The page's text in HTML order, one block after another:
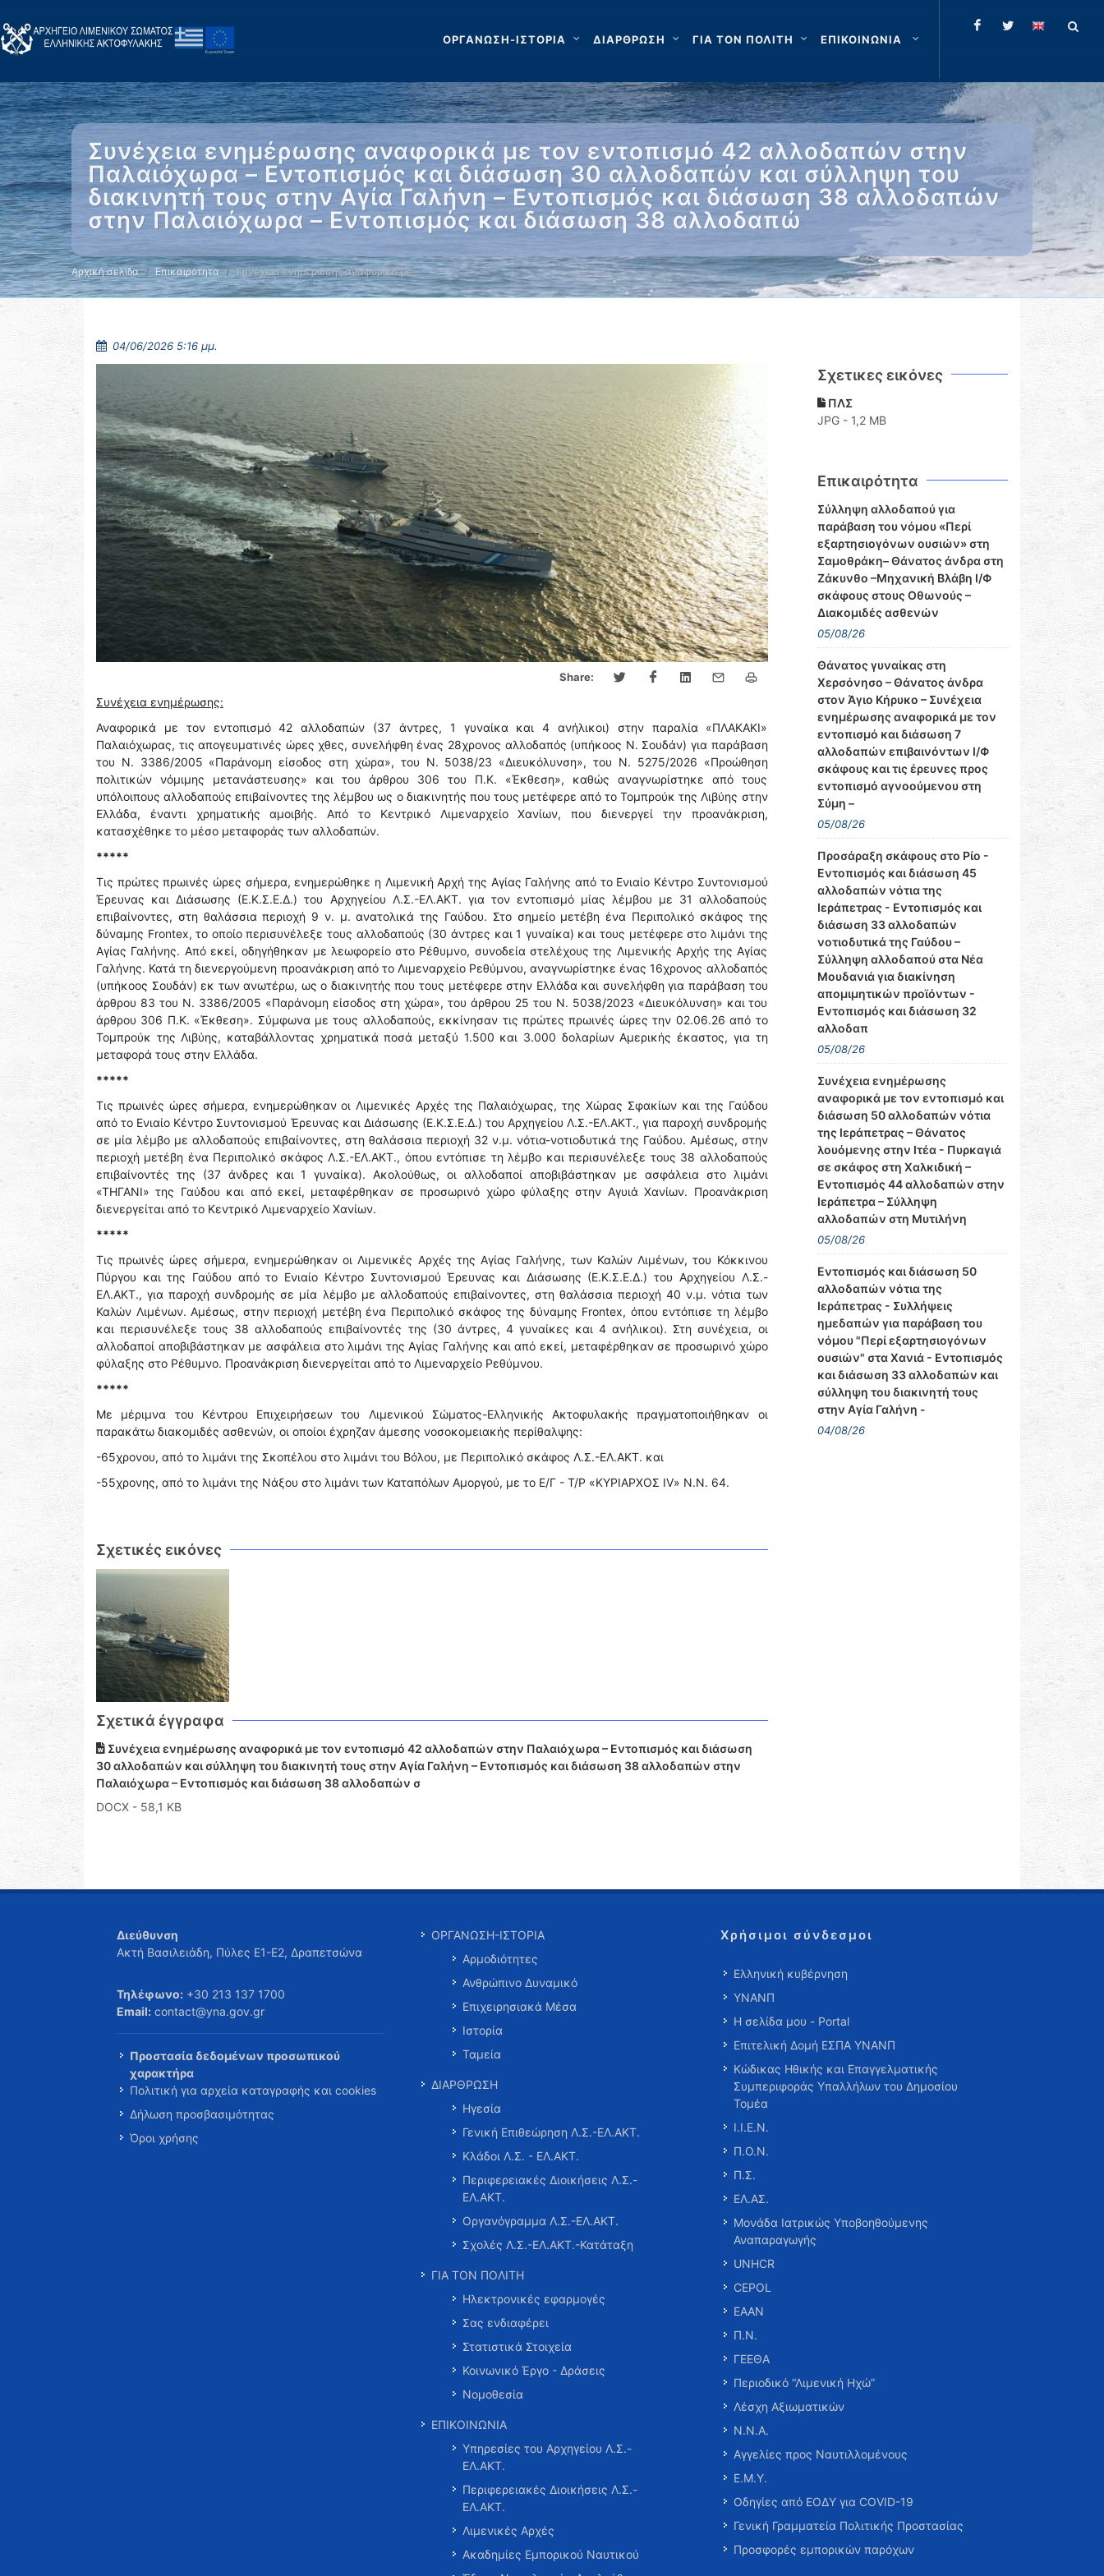
ΟΡΓΑΝΩΣΗ-ΙΣΤΟΡΙΑ ΔΙΑΡΘΡΩΣΗ ΓΙΑ ΤΟΝ ΠΟΛΙΤΗ ΕΠΙΚΟΙΝΩΝΙΑ
Συνέχεια ενημέρωσης αναφορικά με τον εντοπισμό 42 αλλοδαπών στην
Παλαιόχωρα – Εντοπισμός και διάσωση 30 αλλοδαπών και σύλληψη του
διακινητή τους στην Αγία Γαλήνη – Εντοπισμός και διάσωση 38 αλλοδαπών
στην Παλαιόχωρα – Εντοπισμός και διάσωση 38 αλλοδαπώ
Αρχική σελίδα Επικαιρότητα Συνέχεια ενημέρωσης αναφορικά με …
04/06/2026 5:16 μμ.
Share:
Συνέχεια ενημέρωσης:
Αναφορικά με τον εντοπισμό 42 αλλοδαπών (37 άντρες, 1 γυναίκα και 4 ανήλικοι) στην παραλία «ΠΛΑΚΑΚΙ»
Παλαιόχωρας, τις απογευματινές ώρες χθες, συνελήφθη ένας 28χρονος αλλοδαπός (υπήκοος Ν. Σουδάν) για παράβαση
του Ν. 3386/2005 «Παράνομη είσοδος στη χώρα», του Ν. 5038/23 «Διευκόλυνση», του Ν. 5275/2026 «Προώθηση
πολιτικών νόμιμης μετανάστευσης» και του άρθρου 306 του Π.Κ. «Έκθεση», καθώς αναγνωρίστηκε από τους
υπόλοιπους αλλοδαπούς επιβαίνοντες της λέμβου ως ο διακινητής που τους μετέφερε από το Τομπρούκ της Λιβύης στην
Ελλάδα, έναντι χρηματικής αμοιβής. Από το Κεντρικό Λιμεναρχείο Χανίων, που διενεργεί την προανάκριση,
κατασχέθηκε το μέσο μεταφοράς των αλλοδαπών.
*****
Τις πρώτες πρωινές ώρες σήμερα, ενημερώθηκε η Λιμενική Αρχή της Αγίας Γαλήνης από το Ενιαίο Κέντρο Συντονισμού
Έρευνας και Διάσωσης (Ε.Κ.Σ.Ε.Δ.) του Αρχηγείου Λ.Σ.-ΕΛ.ΑΚΤ. για τον εντοπισμό μίας λέμβου με 31 αλλοδαπούς
επιβαίνοντες, στη θαλάσσια περιοχή 9 ν. μ. ανατολικά της Γαύδου. Στο σημείο μετέβη ένα Περιπολικό σκάφος της
δύναμης Frontex, το οποίο περισυνέλεξε τους αλλοδαπούς (30 άντρες και 1 γυναίκα) και τους μετέφερε στο λιμάνι της
Αγίας Γαλήνης. Από εκεί, οδηγήθηκαν με λεωφορείο στο Ρέθυμνο, συνοδεία στελέχους της Λιμενικής Αρχής της Αγίας
Γαλήνης. Κατά τη διενεργούμενη προανάκριση από το Λιμεναρχείο Ρεθύμνου, αναγνωρίστηκε ένας 16χρονος αλλοδαπός
(υπήκοος Σουδάν) εκ των ανωτέρω, ως ο διακινητής που τους μετέφερε στην Ελλάδα και συνελήφθη για παράβαση του
άρθρου 83 του Ν. 3386/2005 «Παράνομη είσοδος στη χώρα», του άρθρου 25 του Ν. 5038/2023 «Διευκόλυνση» και του
άρθρου 306 Π.Κ. «Έκθεση». Σύμφωνα με τους αλλοδαπούς, εκκίνησαν τις πρώτες πρωινές ώρες την 02.06.26 από το
Τομπρούκ της Λιβύης, καταβάλλοντας χρηματικά ποσά μεταξύ 1.500 και 3.000 δολαρίων Αμερικής έκαστος, για τη
μεταφορά τους στην Ελλάδα.
*****
Τις πρωινές ώρες σήμερα, ενημερώθηκαν οι Λιμενικές Αρχές της Παλαιόχωρας, της Χώρας Σφακίων και της Γαύδου
από το Ενιαίο Κέντρο Συντονισμού Έρευνας και Διάσωσης (Ε.Κ.Σ.Ε.Δ.) του Αρχηγείου Λ.Σ.-ΕΛ.ΑΚΤ., για παροχή συνδρομής
σε μία λέμβο με αλλοδαπούς επιβαίνοντες, στη θαλάσσια περιοχή 32 ν.μ. νότια-νοτιοδυτικά της Γαύδου. Αμέσως, στην
περιοχή μετέβη ένα Περιπολικό σκάφος Λ.Σ.-ΕΛ.ΑΚΤ., όπου εντόπισε τη λέμβο και περισυνέλεξε τους 38 αλλοδαπούς
επιβαίνοντές της (37 άνδρες και 1 γυναίκα). Ακολούθως, οι αλλοδαποί αποβιβάστηκαν με ασφάλεια στο λιμάνι
«ΤΗΓΑΝΙ» της Γαύδου και από εκεί, μεταφέρθηκαν σε προσωρινό χώρο φύλαξης στην Αγυιά Χανίων. Προανάκριση
διενεργείται από το Κεντρικό Λιμεναρχείο Χανίων.
*****
Τις πρωινές ώρες σήμερα, ενημερώθηκαν οι Λιμενικές Αρχές της Αγίας Γαλήνης, των Καλών Λιμένων, του Κόκκινου
Πύργου και της Γαύδου από το Ενιαίο Κέντρο Συντονισμού Έρευνας και Διάσωσης (Ε.Κ.Σ.Ε.Δ.) του Αρχηγείου Λ.Σ.-
ΕΛ.ΑΚΤ., για παροχή συνδρομής σε μία λέμβο με αλλοδαπούς επιβαίνοντες, στη θαλάσσια περιοχή 40 ν.μ. νότια των
Καλών Λιμένων. Αμέσως, στην περιοχή μετέβη ένα Περιπολικό σκάφος της δύναμης Frontex, όπου εντόπισε τη λέμβο
και περισυνέλεξε τους 38 αλλοδαπούς επιβαίνοντές της (30 άντρες, 4 γυναίκες και 4 ανήλικοι). Στη συνέχεια, οι
αλλοδαποί αποβιβάστηκαν με ασφάλεια στο λιμάνι της Αγίας Γαλήνης και από εκεί, μεταφέρθηκαν σε προσωρινό χώρο
φύλαξης στο Ρέθυμνο. Προανάκριση διενεργείται από το Λιμεναρχείο Ρεθύμνου.
*****
Με μέριμνα του Κέντρου Επιχειρήσεων του Λιμενικού Σώματος-Ελληνικής Ακτοφυλακής πραγματοποιήθηκαν οι
παρακάτω διακομιδές ασθενών, οι οποίοι έχρηζαν άμεσης νοσοκομειακής περίθαλψης:
-65χρονου, από το λιμάνι της Σκοπέλου στο λιμάνι του Βόλου, με Περιπολικό σκάφος Λ.Σ.-ΕΛ.ΑΚΤ. και
-55χρονης, από το λιμάνι της Νάξου στο λιμάνι των Καταπόλων Αμοργού, με το Ε/Γ - Τ/Ρ «ΚΥΡΙΑΡΧΟΣ IV» Ν.Ν. 64.
Σχετικές εικόνες
Σχετικά έγγραφα
Συνέχεια ενημέρωσης αναφορικά με τον εντοπισμό 42 αλλοδαπών στην Παλαιόχωρα – Εντοπισμός και διάσωση
30 αλλοδαπών και σύλληψη του διακινητή τους στην Αγία Γαλήνη – Εντοπισμός και διάσωση 38 αλλοδαπών στην
Παλαιόχωρα – Εντοπισμός και διάσωση 38 αλλοδαπών σ
DOCX - 58,1 KB
Σχετικες εικόνες
ΠΛΣ
JPG - 1,2 MB
Επικαιρότητα
Σύλληψη αλλοδαπού για
παράβαση του νόμου «Περί
εξαρτησιογόνων ουσιών» στη
Σαμοθράκη– Θάνατος άνδρα στη
Ζάκυνθο –Μηχανική Βλάβη Ι/Φ
σκάφους στους Οθωνούς –
Διακομιδές ασθενών
05/08/26
Θάνατος γυναίκας στη
Χερσόνησο – Θάνατος άνδρα
στον Άγιο Κήρυκο – Συνέχεια
ενημέρωσης αναφορικά με τον
εντοπισμό και διάσωση 7
αλλοδαπών επιβαινόντων Ι/Φ
σκάφους και τις έρευνες προς
εντοπισμό αγνοούμενου στη
Σύμη –
05/08/26
Προσάραξη σκάφους στο Ρίο -
Εντοπισμός και διάσωση 45
αλλοδαπών νότια της
Ιεράπετρας - Εντοπισμός και
διάσωση 33 αλλοδαπών
νοτιοδυτικά της Γαύδου –
Σύλληψη αλλοδαπού στα Νέα
Μουδανιά για διακίνηση
απομιμητικών προϊόντων -
Εντοπισμός και διάσωση 32
αλλοδαπ
05/08/26
Συνέχεια ενημέρωσης
αναφορικά με τον εντοπισμό και
διάσωση 50 αλλοδαπών νότια
της Ιεράπετρας – Θάνατος
λουόμενης στην Ιτέα - Πυρκαγιά
σε σκάφος στη Χαλκιδική –
Εντοπισμός 44 αλλοδαπών στην
Ιεράπετρα – Σύλληψη
αλλοδαπών στη Μυτιλήνη
05/08/26
Εντοπισμός και διάσωση 50
αλλοδαπών νότια της
Ιεράπετρας - Συλλήψεις
ημεδαπών για παράβαση του
νόμου "Περί εξαρτησιογόνων
ουσιών" στα Χανιά - Εντοπισμός
και διάσωση 33 αλλοδαπών και
σύλληψη του διακινητή τους
στην Αγία Γαλήνη -
04/08/26
Διεύθυνση
Ακτή Βασιλειάδη, Πύλες Ε1-Ε2, Δραπετσώνα
Τηλέφωνο: +30 213 137 1700
Email: contact@yna.gov.gr
Προστασία δεδομένων προσωπικού
χαρακτήρα
Πολιτική για αρχεία καταγραφής και cookies
Δήλωση προσβασιμότητας
Όροι χρήσης
ΟΡΓΑΝΩΣΗ-ΙΣΤΟΡΙΑ
Αρμοδιότητες
Ανθρώπινο Δυναμικό
Επιχειρησιακά Μέσα
Ιστορία
Ταμεία
ΔΙΑΡΘΡΩΣΗ
Ηγεσία
Γενική Επιθεώρηση Λ.Σ.-ΕΛ.ΑΚΤ.
Κλάδοι Λ.Σ. - ΕΛ.ΑΚΤ.
Περιφερειακές Διοικήσεις Λ.Σ.-
ΕΛ.ΑΚΤ.
Οργανόγραμμα Λ.Σ.-ΕΛ.ΑΚΤ.
Σχολές Λ.Σ.-ΕΛ.ΑΚΤ.-Κατάταξη
ΓΙΑ ΤΟΝ ΠΟΛΙΤΗ
Ηλεκτρονικές εφαρμογές
Σας ενδιαφέρει
Στατιστικά Στοιχεία
Κοινωνικό Έργο - Δράσεις
Νομοθεσία
ΕΠΙΚΟΙΝΩΝΙΑ
Υπηρεσίες του Αρχηγείου Λ.Σ.-
ΕΛ.ΑΚΤ.
Περιφερειακές Διοικήσεις Λ.Σ.-
ΕΛ.ΑΚΤ.
Λιμενικές Αρχές
Ακαδημίες Εμπορικού Ναυτικού
Χρήσιμοι σύνδεσμοι
Ελληνική κυβέρνηση
ΥΝΑΝΠ
Η σελίδα μου - Portal
Επιτελική Δομή ΕΣΠΑ ΥΝΑΝΠ
Κώδικας Ηθικής και Επαγγελματικής
Συμπεριφοράς Υπαλλήλων του Δημοσίου
Τομέα
Ι.Ι.Ε.Ν.
Π.Ο.Ν.
Π.Σ.
ΕΛ.ΑΣ.
Μονάδα Ιατρικώς Υποβοηθούμενης
Αναπαραγωγής
UNHCR
CEPOL
ΕΑΑΝ
Π.Ν.
ΓΕΕΘΑ
Περιοδικό “Λιμενική Ηχώ”
Λέσχη Αξιωματικών
Ν.Ν.Α.
Αγγελίες προς Ναυτιλλομένους
Ε.Μ.Υ.
Οδηγίες από ΕΟΔΥ για COVID-19
Γενική Γραμματεία Πολιτικής Προστασίας
Προσφορές εμπορικών παρόχων